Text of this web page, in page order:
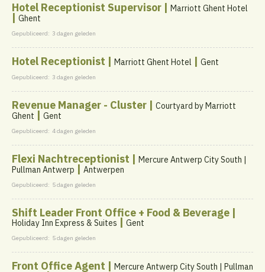
Hotel Receptionist Supervisor | Marriott Ghent Hotel
| Ghent
Gepubliceerd: 3 dagen geleden
Hotel Receptionist | Marriott Ghent Hotel | Gent
Gepubliceerd: 3 dagen geleden
Revenue Manager - Cluster | Courtyard by Marriott
Ghent | Gent
Gepubliceerd: 4 dagen geleden
Flexi Nachtreceptionist | Mercure Antwerp City South |
Pullman Antwerp | Antwerpen
Gepubliceerd: 5 dagen geleden
Shift Leader Front Office + Food & Beverage |
Holiday Inn Express & Suites | Gent
Gepubliceerd: 5 dagen geleden
Front Office Agent | Mercure Antwerp City South | Pullman